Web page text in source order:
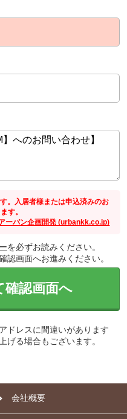
。入居者様または申込済みのお
す。
ーバン企画開発 (urbankk.co.jp)
を必ずお読みください。
認画面へお進みください。
確認画面へ
ドレスに間違いがあります
げる場合もございます。
会社概要